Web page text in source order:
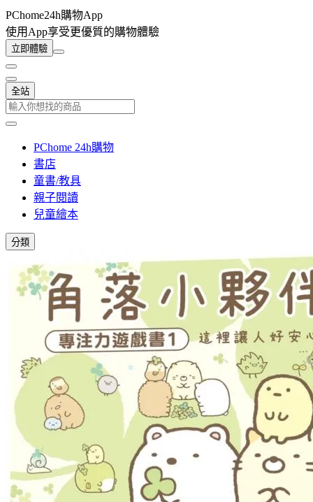
PChome24h購物App
使用App享受更優質的購物體驗
立即體驗
全站
PChome 24h購物
書店
童書/教具
親子閱讀
兒童繪本
分類